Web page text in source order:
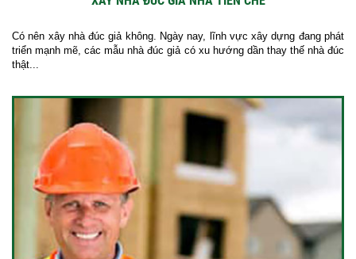
Có nên xây nhà đúc giả không. Ngày nay, lĩnh vực xây dựng đang phát
triển mạnh mẽ, các mẫu nhà đúc giả có xu hướng dần thay thế nhà đúc
thật...